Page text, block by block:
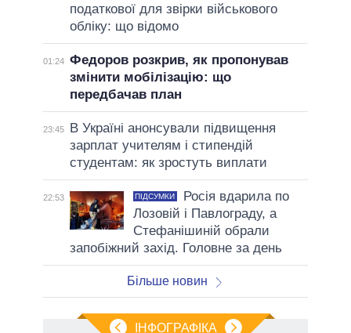
податкової для звірки військового
обліку: що відомо
01:24 Федоров розкрив, як пропонував
змінити мобілізацію: що
передбачав план
23:45
В Україні анонсували підвищення
зарплат учителям і стипендій
студентам: як зростуть виплати
22:53 ПІДСУМКИ
Росія вдарила по
Лозовій і Павлограду, а
Стефанішиній обрали
запобіжний захід. Головне за день
Більше новин
ІНФОГРАФІКА